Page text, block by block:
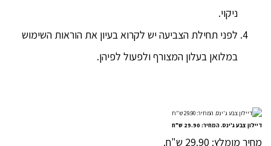
ניקוי.
לפני תחילת הצביעה יש לקרוא בעיון את הוראות השימוש
במלואן בעלון המצורף ולפעול לפיהן.
דיילון צבע ג'ינס. המחיר: 29.90 ש"ח
מחיר מומלץ: 29.90 ש"ח.